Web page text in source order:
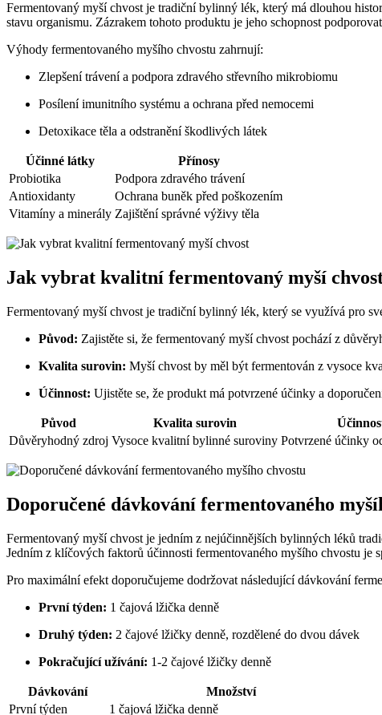
Fermentovaný myší chvost je tradiční bylinný lék, který má dlouhou
stavu organismu. Zázrakem tohoto produktu je jeho schopnost
Výhody fermentovaného myšího chvostu zahrnují:
Zlepšení trávení a podpora zdravého střevního mikrobiomu
Posílení imunitního systému a ochrana před nemocemi
Detoxikace těla a odstranění škodlivých látek
Účinné látky
Přínosy
Probiotika
Podpora zdravého trávení
Antioxidanty
Ochrana buněk před poškozením
Vitamíny a minerály Zajištění správné výživy těla
Jak vybrat kvalitní fermentovaný myší
Fermentovaný myší chvost je tradiční bylinný lék, který se využívá pro
Původ: Zajistěte si, že fermentovaný myší chvost pochází z
Kvalita surovin: Myší chvost by měl být fermentován z vysoce
Účinnost: Ujistěte se, že produkt má potvrzené účinky a
Původ Kvalita surovin
Důvěryhodný zdroj Vysoce kvalitní bylinné suroviny Potvrzené účinky
Doporučené dávkování fermentovaného
Fermentovaný myší chvost je jedním z nejúčinnějších bylinných léků
Jedním z klíčových faktorů účinnosti fermentovaného myšího chvostu je
Pro maximální efekt doporučujeme dodržovat následující dávkování
První týden: 1 čajová lžička denně
Druhý týden: 2 čajové lžičky denně, rozdělené do dvou dávek
Pokračující užívání: 1-2 čajové lžičky denně
Dávkování
Množství
První týden
1 čajová lžička denně